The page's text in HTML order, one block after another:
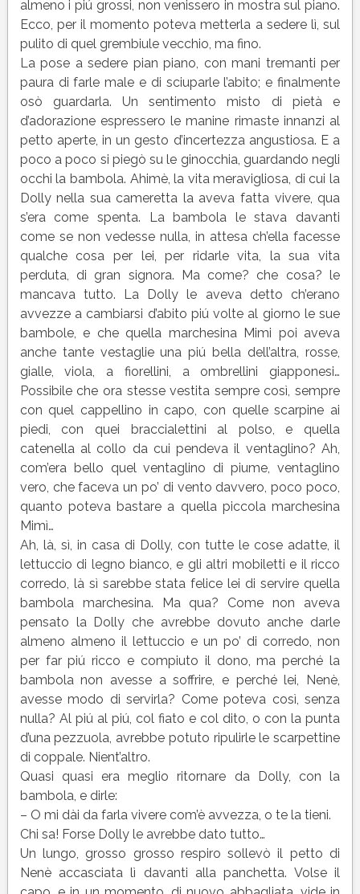
almeno i piú grossi, non venissero in mostra sul piano.
Ecco, per il momento poteva metterla a sedere lì, sul
pulito di quel grembiule vecchio, ma fino.
La pose a sedere pian piano, con mani tremanti per
paura di farle male e di sciuparle l’abito; e finalmente
osò guardarla. Un sentimento misto di pietà e
d’adorazione espressero le manine rimaste innanzi al
petto aperte, in un gesto d’incertezza angustiosa. E a
poco a poco si piegò su le ginocchia, guardando negli
occhi la bambola. Ahimè, la vita meravigliosa, di cui la
Dolly nella sua cameretta la aveva fatta vivere, qua
s’era come spenta. La bambola le stava davanti
come se non vedesse nulla, in attesa ch’ella facesse
qualche cosa per lei, per ridarle vita, la sua vita
perduta, di gran signora. Ma come? che cosa? le
mancava tutto. La Dolly le aveva detto ch’erano
avvezze a cambiarsi d’abito piú volte al giorno le sue
bambole, e che quella marchesina Mimi poi aveva
anche tante vestaglie una piú bella dell’altra, rosse,
gialle, viola, a fiorellini, a ombrellini giapponesi…
Possibile che ora stesse vestita sempre così, sempre
con quel cappellino in capo, con quelle scarpine ai
piedi, con quei braccialettini al polso, e quella
catenella al collo da cui pendeva il ventaglino? Ah,
com’era bello quel ventaglino di piume, ventaglino
vero, che faceva un po’ di vento davvero, poco poco,
quanto poteva bastare a quella piccola marchesina
Mimì…
Ah, là, sì, in casa di Dolly, con tutte le cose adatte, il
lettuccio di legno bianco, e gli altri mobiletti e il ricco
corredo, là sì sarebbe stata felice lei di servire quella
bambola marchesina. Ma qua? Come non aveva
pensato la Dolly che avrebbe dovuto anche darle
almeno almeno il lettuccio e un po’ di corredo, non
per far piú ricco e compiuto il dono, ma perché la
bambola non avesse a soffrire, e perché lei, Nenè,
avesse modo di servirla? Come poteva così, senza
nulla? Al piú al piú, col fiato e col dito, o con la punta
d’una pezzuola, avrebbe potuto ripulirle le scarpettine
di coppale. Nient’altro.
Quasi quasi era meglio ritornare da Dolly, con la
bambola, e dirle:
– O mi dài da farla vivere com’è avvezza, o te la tieni.
Chi sa! Forse Dolly le avrebbe dato tutto…
Un lungo, grosso grosso respiro sollevò il petto di
Nenè accasciata lì davanti alla panchetta. Volse il